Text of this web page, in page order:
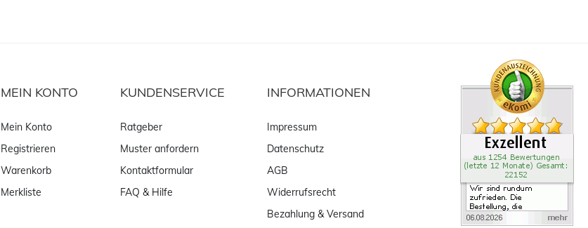
MEIN KONTO
Mein Konto
Registrieren
Warenkorb
Merkliste
KUNDENSERVICE
Ratgeber
Muster anfordern
Kontaktformular
FAQ & Hilfe
INFORMATIONEN
Impressum
Datenschutz
AGB
Widerrufsrecht
Bezahlung & Versand